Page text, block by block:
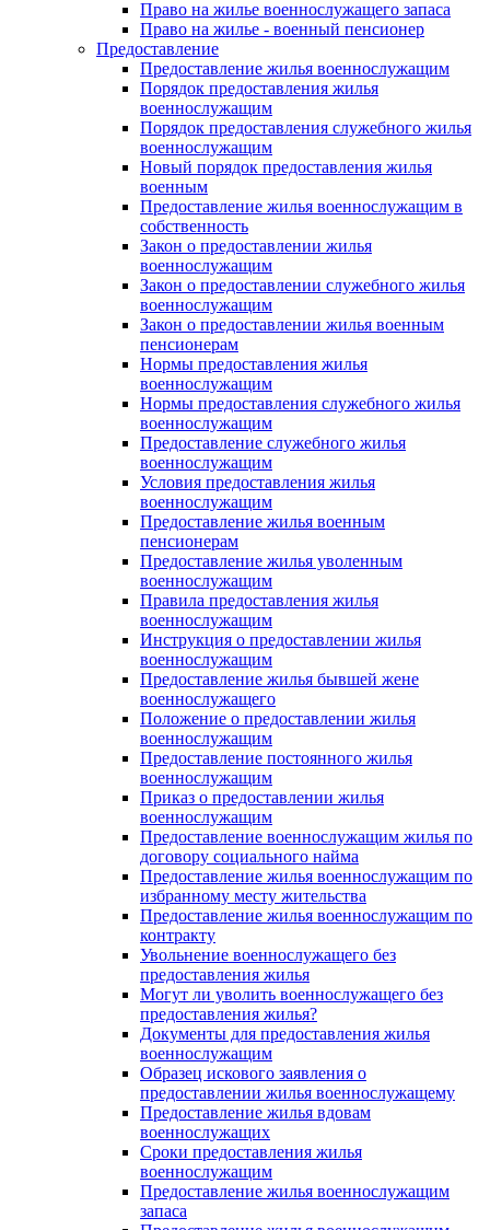
Право на жилье военнослужащего запаса
Право на жилье - военный пенсионер
Предоставление
Предоставление жилья военнослужащим
Порядок предоставления жилья
военнослужащим
Порядок предоставления служебного жилья
военнослужащим
Новый порядок предоставления жилья
военным
Предоставление жилья военнослужащим в
собственность
Закон о предоставлении жилья
военнослужащим
Закон о предоставлении служебного жилья
военнослужащим
Закон о предоставлении жилья военным
пенсионерам
Нормы предоставления жилья
военнослужащим
Нормы предоставления служебного жилья
военнослужащим
Предоставление служебного жилья
военнослужащим
Условия предоставления жилья
военнослужащим
Предоставление жилья военным
пенсионерам
Предоставление жилья уволенным
военнослужащим
Правила предоставления жилья
военнослужащим
Инструкция о предоставлении жилья
военнослужащим
Предоставление жилья бывшей жене
военнослужащего
Положение о предоставлении жилья
военнослужащим
Предоставление постоянного жилья
военнослужащим
Приказ о предоставлении жилья
военнослужащим
Предоставление военнослужащим жилья по
договору социального найма
Предоставление жилья военнослужащим по
избранному месту жительства
Предоставление жилья военнослужащим по
контракту
Увольнение военнослужащего без
предоставления жилья
Могут ли уволить военнослужащего без
предоставления жилья?
Документы для предоставления жилья
военнослужащим
Образец искового заявления о
предоставлении жилья военнослужащему
Предоставление жилья вдовам
военнослужащих
Сроки предоставления жилья
военнослужащим
Предоставление жилья военнослужащим
запаса